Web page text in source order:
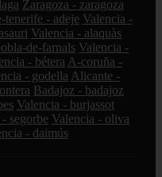
Zaragoza - zaragoza
tenerife - adeje Valencia -
Valencia - alaquàs
de-farnals Valencia -
- bétera A-coruña -
- godella Alicante -
Badajoz - badajoz
Valencia - burjassot
segorbe Valencia - oliva
- daimús